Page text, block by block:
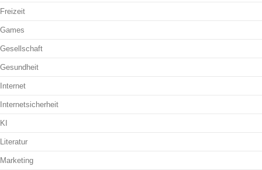
Freizeit
Games
Gesellschaft
Gesundheit
Internet
Internetsicherheit
KI
Literatur
Marketing